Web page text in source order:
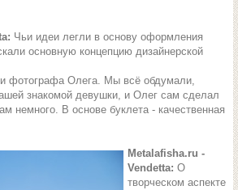
Чьи идеи легли в основу оформления
основную концепцию дизайнерской
фотографа Олега. Мы всё обдумали,
знакомой девушки, и Олег сам сделал
немного. В основе буклета - качественная
Metalafisha.ru -
Vendetta: О
творческом аспекте